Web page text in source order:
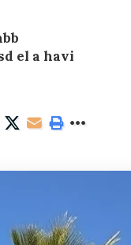
el a havi